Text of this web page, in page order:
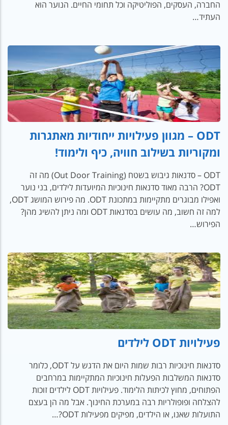
החברה, העסקים, הפוליטיקה וכל תחומי החיים. הנוער הוא
העתיד…
ODT – מגוון פעילויות ייחודיות מאתגרות
ומקוריות בשילוב חוויה, כיף ולימוד!
ODT – סדנאות גיבוש בשטח (Out Door Training) מה זה
ODT? הרבה מאוד סדנאות חינוכיות המיועדות לילדים, בני נוער
ואפילו מבוגרים מתקיימות במתכונת ODT. מה פירוש המושג ODT,
למה זה חשוב, מה עושים בסדנאות ODT ומה ניתן להשיג מהן?
הפירוש…
פעילויות ODT לילדים
סדנאות חינוכיות רבות שמות היום את הדגש על ODT, כלומר
סדנאות המשלבות הפעלות חינוכיות המתקיימות במרחבים
הפתוחים, מחוץ לכיתות הלימוד. פעילויות ODT לילדים זוכות
להצלחה ופופולריות רבה במערכת החינוך. אבל מה הן בעצם
התועלות שאנו, או הילדים, מפיקים מפעילות ODT?…